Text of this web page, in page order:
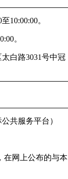
10:00:00。
。
白路3031号中冠
共服务平台）
在网上公布的与本